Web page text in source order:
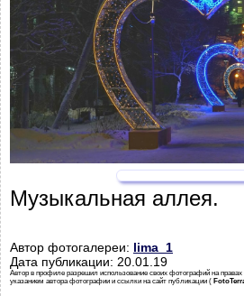
Музыкальная аллея.
Автор фотогалереи: lima_1
Дата публикации: 20.01.19
Автор в профиле разрешил использование своих фотографий на
указанием автора фотографии и ссылки на сайт публикации (